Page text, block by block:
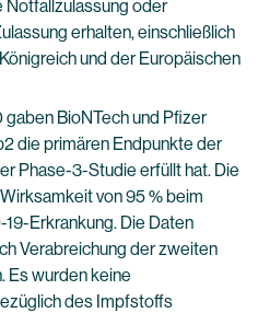
Notfallzulassung oder
erhalten, einschließlich
und der Europäischen
BioNTech und Pfizer
die primären Endpunkte der
Phase-3-Studie erfüllt hat. Die
von 95 % beim
Erkrankung. Die Daten
Verabreichung der zweiten
Es wurden keine
des Impfstoffs